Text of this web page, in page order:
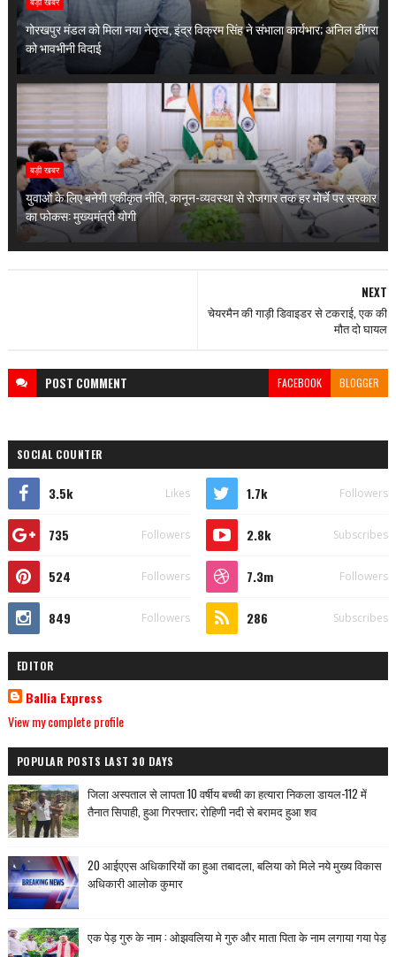
गोरखपुर मंडल को मिला नया नेतृत्व, इंद्र विक्रम सिंह ने संभाला कार्यभार; अनिल ढींगरा
को भावभीनी विदाई
बड़ी खबर
युवाओं के लिए बनेगी एकीकृत नीति, कानून-व्यवस्था से रोजगार तक हर मोर्चे पर सरकार
का फोकस: मुख्यमंत्री योगी
NEXT
चेयरमैन की गाड़ी डिवाइडर से टकराई, एक की
मौत दो घायल
POST COMMENT FACEBOOK BLOGGER
SOCIAL COUNTER
3.5k Likes 1.7k Followers
735 Followers 2.8k Subscribes
524 Followers 7.3m Followers
849 Followers 286 Subscribes
EDITOR
Ballia Express
View my complete profile
POPULAR POSTS LAST 30 DAYS
जिला अस्पताल से लापता 10 वर्षीय बच्ची का हत्यारा निकला डायल-112 में
तैनात सिपाही, हुआ गिरफ्तार; रोहिणी नदी से बरामद हुआ शव
20 आईएएस अधिकारियों का हुआ तबादला, बलिया को मिले नये मुख्य विकास
अधिकारी आलोक कुमार
एक पेड़ गुरु के नाम : ओझवलिया मे गुरु और माता पिता के नाम लगाया गया पेड़